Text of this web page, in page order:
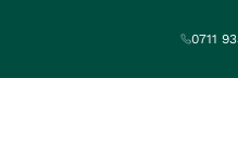
0711